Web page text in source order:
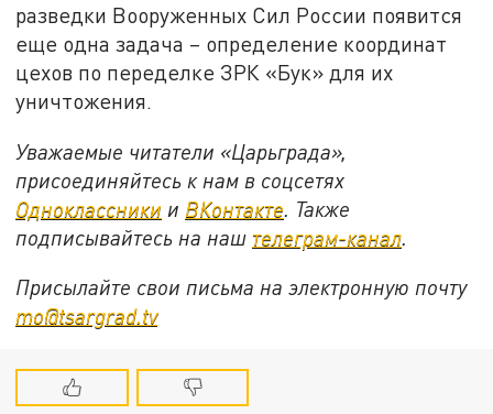
разведки Вооруженных Сил России появится
еще одна задача – определение координат
цехов по переделке ЗРК «Бук» для их
уничтожения.
Уважаемые читатели «Царьграда»,
присоединяйтесь к нам в соцсетях
Одноклассники и ВКонтакте . Также
подписывайтесь на наш телеграм-канал
Присылайте свои письма на электронную почту
mo@tsargrad.tv